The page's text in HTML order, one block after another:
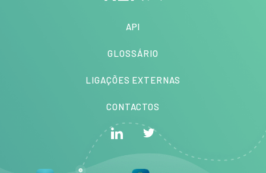
API
GLOSSÁRIO
LIGAÇÕES EXTERNAS
CONTACTOS